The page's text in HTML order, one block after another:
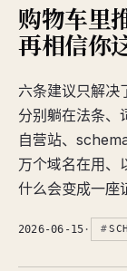
购物车里
再相信你
六条建议只解决
分别躺在法条、
自营站、
万个域名在用、
什么会变成一座
2026-06-15 ·